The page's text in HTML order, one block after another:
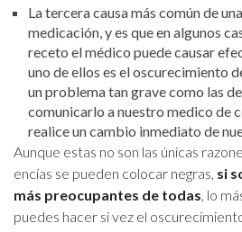
La tercera causa más común de
medicación, y es que en algunos
receto el médico puede causar
uno de ellos es el oscurecimiento
un problema tan grave como las
comunicarlo a nuestro medico de
realice un cambio inmediato de
Aunque estas no son las únicas
encías se pueden colocar negras, si
más preocupantes de todas, lo
puedes hacer si vez el